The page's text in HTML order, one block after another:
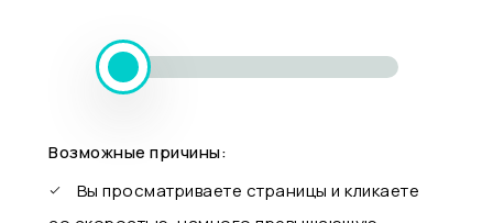
Возможные причины:
Вы просматриваете страницы и кликаете